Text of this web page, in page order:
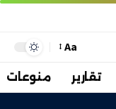
Aa
تقارير منوعات